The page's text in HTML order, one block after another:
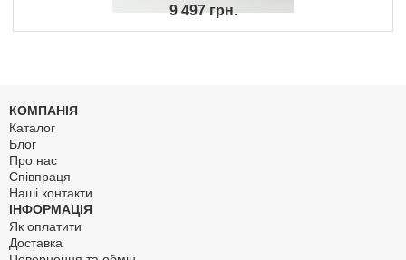
9 497 грн.
КОМПАНІЯ
Каталог
Блог
Про нас
Співпраця
Наші контакти
ІНФОРМАЦІЯ
Як оплатити
Доставка